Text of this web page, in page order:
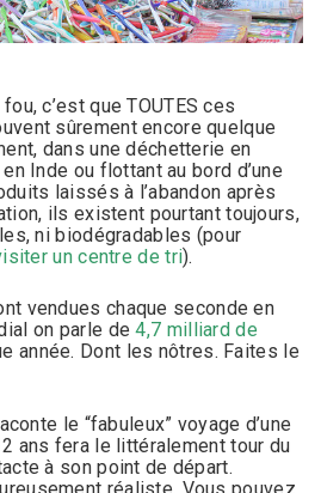
c’est que TOUTES ces
sûrement encore quelque
dans une déchetterie en
en Inde ou flottant au bord d’une
laissés à l’abandon après
ils existent pourtant toujours,
ni biodégradables (pour
un centre de tri).
vendues chaque seconde en
on parle de4,7 milliard de
année. Dont les nôtres. Faites le
le “fabuleux” voyage d’une
ans fera le littéralement tour du
à son point de départ.